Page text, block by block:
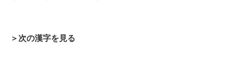
＞次の漢字を見る